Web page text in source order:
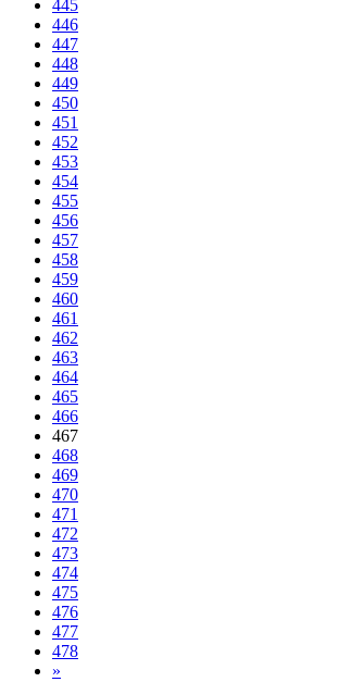
445
446
447
448
449
450
451
452
453
454
455
456
457
458
459
460
461
462
463
464
465
466
467
468
469
470
471
472
473
474
475
476
477
478
»